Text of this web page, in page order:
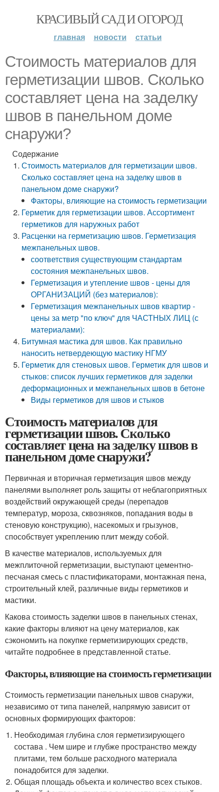
КРАСИВЫЙ САД И ОГОРОД
главная новости статьи
Стоимость материалов для
герметизации швов. Сколько
составляет цена на заделку
швов в панельном доме
снаружи?
Содержание
Стоимость материалов для герметизации швов.
Сколько составляет цена на заделку швов в
панельном доме снаружи?
Факторы, влияющие на стоимость герметизации
Герметик для герметизации швов. Ассортимент
герметиков для наружных работ
Расценки на герметизацию швов. Герметизация
межпанельных швов.
соответствия существующим стандартам
состояния межпанельных швов.
Герметизация и утепление швов - цены для
ОРГАНИЗАЦИЙ (без материалов):
Герметизация межпанельных швов квартир -
цены за метр "по ключ" для ЧАСТНЫХ ЛИЦ (с
материалами):
Битумная мастика для швов. Как правильно
наносить нетвердеющую мастику НГМУ
Герметик для стеновых швов. Герметик для швов и
стыков: список лучших герметиков для заделки
деформационных и межпанельных швов в бетоне
Виды герметиков для швов и стыков
Стоимость материалов для
герметизации швов. Сколько
составляет цена на заделку швов в
панельном доме снаружи?
Первичная и вторичная герметизация швов между
панелями выполняет роль защиты от неблагоприятных
воздействий окружающей среды (перепадов
температур, мороза, сквозняков, попадания воды в
стеновую конструкцию), насекомых и грызунов,
способствует укреплению плит между собой.
В качестве материалов, используемых для
межплиточной герметизации, выступают цементно-
песчаная смесь с пластификаторами, монтажная пена,
строительный клей, различные виды герметиков и
мастики.
Какова стоимость заделки швов в панельных стенах,
какие факторы влияют на цену материалов, как
сэкономить на покупке герметизирующих средств,
читайте подробнее в представленной статье.
Факторы, влияющие на стоимость герметизации
Стоимость герметизации панельных швов снаружи,
независимо от типа панелей, напрямую зависит от
основных формирующих факторов:
Необходимая глубина слоя герметизирующего
состава . Чем шире и глубже пространство между
плитами, тем больше расходного материала
понадобится для заделки.
Общая площадь объекта и количество всех стыков.